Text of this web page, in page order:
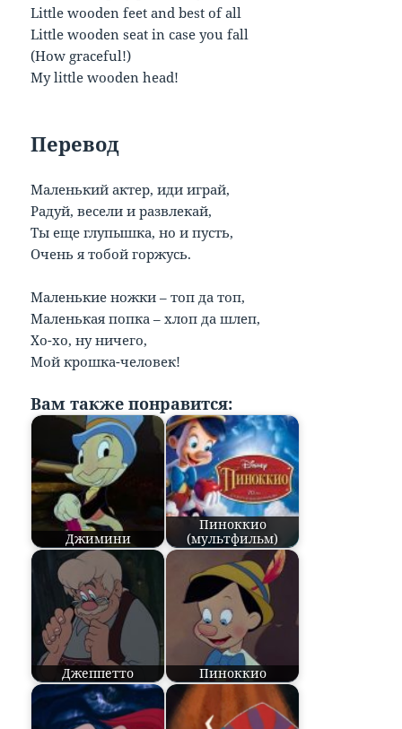
Little wooden feet and best of all
Little wooden seat in case you fall
(How graceful!)
My little wooden head!
Перевод
Маленький актер, иди играй,
Радуй, весели и развлекай,
Ты еще глупышка, но и пусть,
Очень я тобой горжусь.
Маленькие ножки – топ да топ,
Маленькая попка – хлоп да шлеп,
Хо-хо, ну ничего,
Мой крошка-человек!
Вам также понравится:
Джимини
Пиноккио
(мультфильм)
Джеппетто Пиноккио